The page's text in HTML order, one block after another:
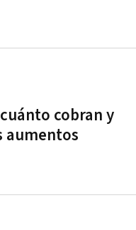
cobran y
aumentos